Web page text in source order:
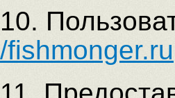
10.
/fishmonger.ru